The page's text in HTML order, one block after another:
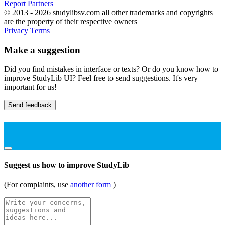
Report Partners
© 2013 - 2026 studylibsv.com all other trademarks and copyrights
are the property of their respective owners
Privacy Terms
Make a suggestion
Did you find mistakes in interface or texts? Or do you know how to
improve StudyLib UI? Feel free to send suggestions. It's very
important for us!
Send feedback
Suggest us how to improve StudyLib
(For complaints, use another form )